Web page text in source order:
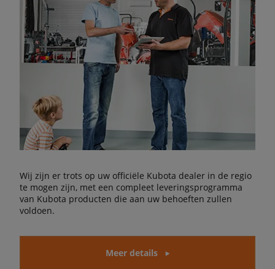
Wij zijn er trots op uw officiële Kubota dealer in de regio
te mogen zijn, met een compleet leveringsprogramma
van Kubota producten die aan uw behoeften zullen
voldoen.
Meer details